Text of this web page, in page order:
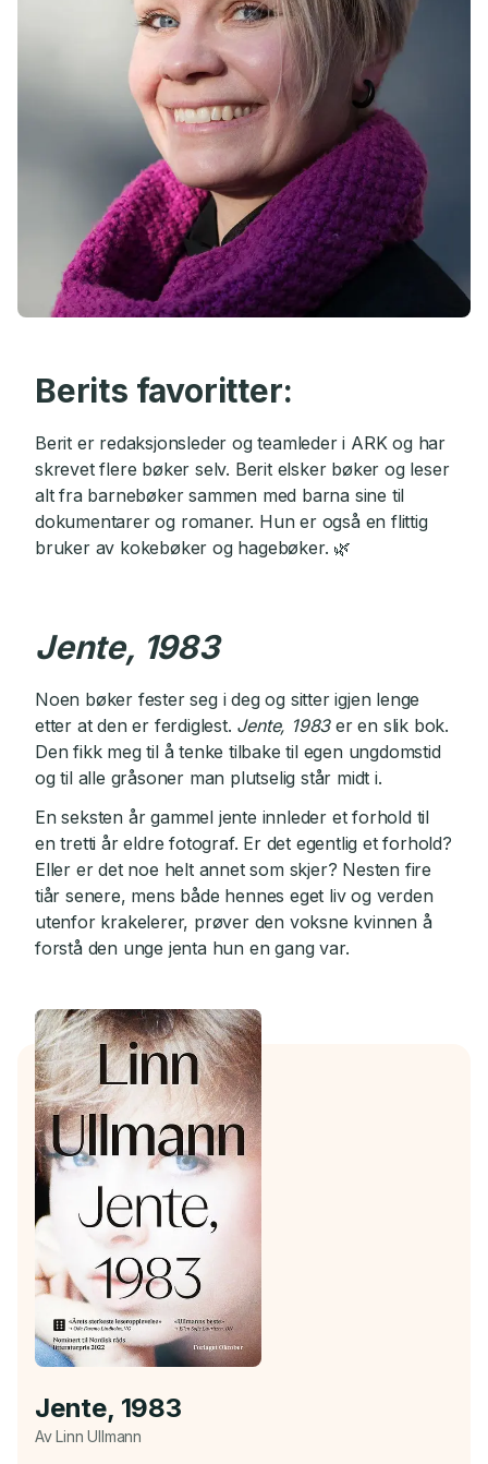
Berits favoritter:
Berit er redaksjonsleder og teamleder i ARK og har
skrevet flere bøker selv. Berit elsker bøker og leser
alt fra barnebøker sammen med barna sine til
dokumentarer og romaner. Hun er også en flittig
bruker av kokebøker og hagebøker. 🌿
Jente, 1983
Noen bøker fester seg i deg og sitter igjen lenge
etter at den er ferdiglest. Jente, 1983er en slik bok.
Den fikk meg til å tenke tilbake til egen ungdomstid
og til alle gråsoner man plutselig står midt i.
En seksten år gammel jente innleder et forhold til
en tretti år eldre fotograf. Er det egentlig et forhold?
Eller er det noe helt annet som skjer? Nesten fire
tiår senere, mens både hennes eget liv og verden
utenfor krakelerer, prøver den voksne kvinnen å
forstå den unge jenta hun en gang var.
Jente, 1983
Av Linn Ullmann